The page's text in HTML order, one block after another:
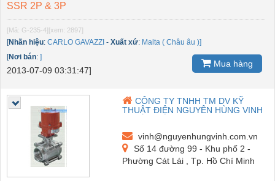
SSR 2P & 3P
[Mã: G-235-4][xem: 2897]
[Nhãn hiệu: CARLO GAVAZZI - Xuất xứ: Malta ( Châu âu )]
[Nơi bán: ]
2013-07-09 03:31:47]
Mua hàng
CÔNG TY TNHH TM DV KỸ
THUẬT ĐIỆN NGUYÊN HÙNG VINH
vinh@nguyenhungvinh.com.vn
Số 14 đường 99 - Khu phố 2 -
Phường Cát Lái , Tp. Hồ Chí Minh